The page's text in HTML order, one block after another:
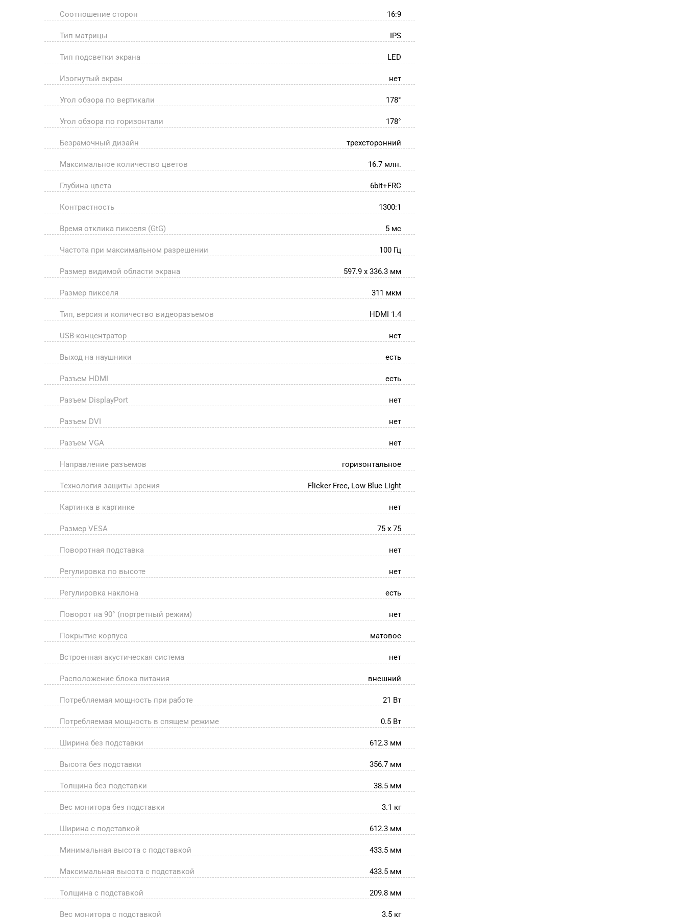
Соотношение сторон 16:9
Тип матрицы IPS
Тип подсветки экрана LED
Изогнутый экран нет
Угол обзора по вертикали 178°
Угол обзора по горизонтали 178°
Безрамочный дизайн трехсторонний
Максимальное количество цветов 16.7 млн.
Глубина цвета 6bit+FRC
Контрастность 1300:1
Время отклика пикселя (GtG) 5 мс
Частота при максимальном разрешении 100 Гц
Размер видимой области экрана 597.9 x 336.3 мм
Размер пикселя 311 мкм
Тип, версия и количество видеоразъемов HDMI 1.4
USB-концентратор нет
Выход на наушники есть
Разъем HDMI есть
Разъем DisplayPort нет
Разъем DVI нет
Разъем VGA нет
Направление разъемов горизонтальное
Технология защиты зрения Flicker Free, Low Blue Light
Картинка в картинке нет
Размер VESA 75 x 75
Поворотная подставка нет
Регулировка по высоте нет
Регулировка наклона есть
Поворот на 90° (портретный режим) нет
Покрытие корпуса матовое
Встроенная акустическая система нет
Расположение блока питания внешний
Потребляемая мощность при работе 21 Вт
Потребляемая мощность в спящем режиме 0.5 Вт
Ширина без подставки 612.3 мм
Высота без подставки 356.7 мм
Толщина без подставки 38.5 мм
Вес монитора без подставки 3.1 кг
Ширина с подставкой 612.3 мм
Минимальная высота с подставкой 433.5 мм
Максимальная высота с подставкой 433.5 мм
Толщина с подставкой 209.8 мм
Вес монитора с подставкой 3.5 кг